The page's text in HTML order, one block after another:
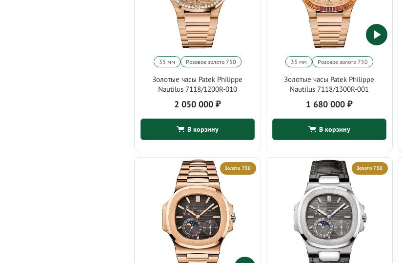
35 мм Розовое золото 750
Золотые часы Patek Philippe
Nautilus 7118/1200R-010
2 050 000₽
В корзину
35 мм Розовое золото 750
Золотые часы Patek Philippe
Nautilus 7118/1300R-001
1 680 000₽
В корзину
Золото 750 Золото 750